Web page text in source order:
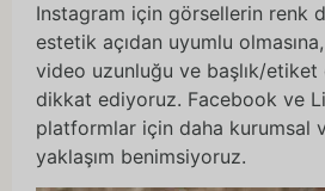
Instagram için görsellerin renk
estetik açıdan uyumlu
video uzunluğu ve başlık/
dikkat ediyoruz. Facebook ve
platformlar için daha kurumsal
yaklaşım benimsiyoruz.